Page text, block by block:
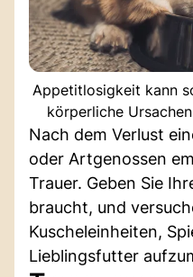
Appetitlosigkeit kann
körperliche
Nach dem Verlust
oder Artgenossen
Trauer. Geben Sie
braucht, und
Kuscheleinheiten,
Lieblingsfutter